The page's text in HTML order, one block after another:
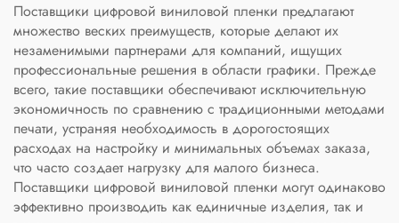
Поставщики цифровой виниловой пленки предлагают
множество веских преимуществ, которые делают их
незаменимыми партнерами для компаний, ищущих
профессиональные решения в области графики. Прежде
всего, такие поставщики обеспечивают исключительную
экономичность по сравнению с традиционными методами
печати, устраняя необходимость в дорогостоящих
расходах на настройку и минимальных объемах заказа,
что часто создает нагрузку для малого бизнеса.
Поставщики цифровой виниловой пленки могут одинаково
эффективно производить как единичные изделия, так и